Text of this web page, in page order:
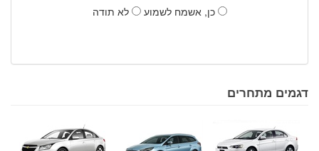
כן, אשמח לשמוע
לא תודה
דגמים מתחרים